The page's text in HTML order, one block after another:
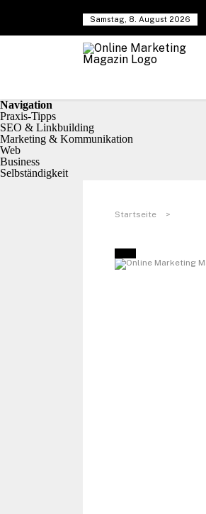
Samstag, 8. August 2026
Navigation
Praxis-Tipps
SEO & Linkbuilding
Marketing & Kommunikation
Web
Business
Selbständigkeit
Startseite >